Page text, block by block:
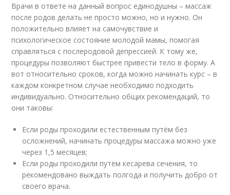
Врачи в ответе на данный вопрос единодушны – массаж
после родов делать не просто можно, но и нужно. Он
положительно влияет на самочувствие и
психологическое состояние молодой мамы, помогая
справляться с послеродовой депрессией. К тому же,
процедуры позволяют быстрее привести тело в форму. А
вот относительно сроков, когда можно начинать курс – в
каждом конкретном случае необходимо подходить
индивидуально. Относительно общих рекомендаций, то
они таковы:
Если роды проходили естественным путём без
осложнений, начинать процедуры массажа можно уже
через 1,5 месяцев;
Если роды проходили путём кесарева сечения, то
рекомендовано выждать полгода и получить добро от
своего врача.